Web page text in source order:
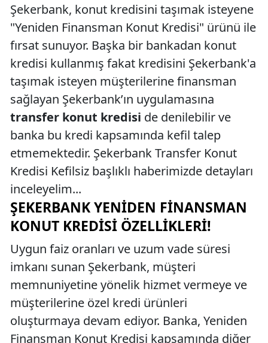
Şekerbank, konut kredisini taşımak isteyene
"Yeniden Finansman Konut Kredisi" ürünü ile
fırsat sunuyor. Başka bir bankadan konut
kredisi kullanmış fakat kredisini Şekerbank'a
taşımak isteyen müşterilerine finansman
sağlayan Şekerbank’ın uygulamasına
transfer konut kredisi de denilebilir ve
banka bu kredi kapsamında kefil talep
etmemektedir. Şekerbank Transfer Konut
Kredisi Kefilsiz başlıklı haberimizde detayları
inceleyelim...
ŞEKERBANK YENIDEN FINANSMAN
KONUT KREDISI ÖZELLIKLERI!
Uygun faiz oranları ve uzum vade süresi
imkanı sunan Şekerbank, müşteri
memnuniyetine yönelik hizmet vermeye ve
müşterilerine özel kredi ürünleri
oluşturmaya devam ediyor. Banka, Yeniden
Finansman Konut Kredisi kapsamında diğer